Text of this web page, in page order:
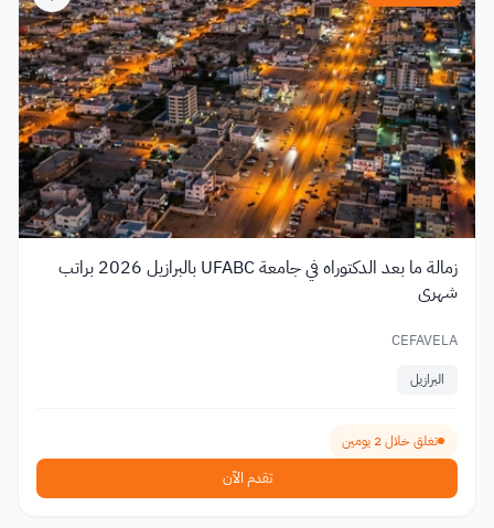
زمالة ما بعد الدكتوراه في جامعة UFABC بالبرازيل 2026 براتب
شهري
CEFAVELA
البرازيل
تغلق خلال 2 يومين
تقدم الآن